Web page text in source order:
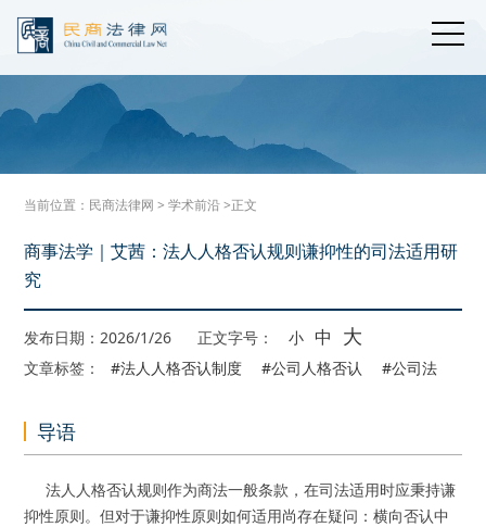
当前位置： 民商法律网 >学术前沿>正文
商事法学｜艾茜：法人人格否认规则谦抑性的司法适用研
究
发布日期：2026/1/26 正文字号： 小 中 大
文章标签： #法人人格否认制度 #公司人格否认 #公司法
导语
法人人格否认规则作为商法一般条款，在司法适用时应秉持谦
抑性原则。但对于谦抑性原则如何适用尚存在疑问：横向否认中